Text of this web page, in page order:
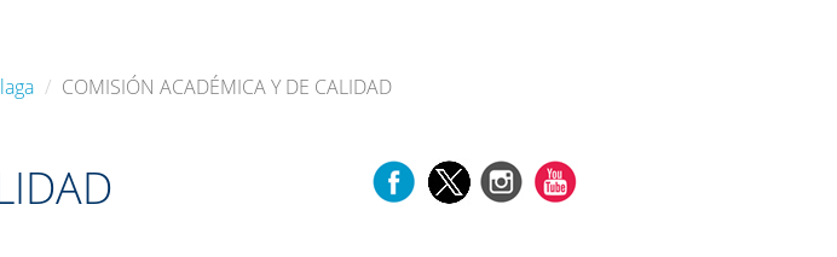
COMISIÓN ACADÉMICA Y DE CALIDAD